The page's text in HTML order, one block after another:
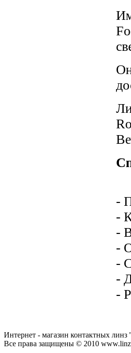
-
-
-
-
-
-
-
Интернет - магазин контактных
Все права защищены © 2010